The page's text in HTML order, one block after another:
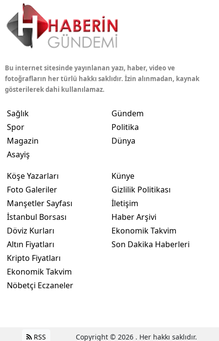
Bu internet sitesinde yayınlanan yazı, haber, video ve
fotoğrafların her türlü hakkı saklıdır. İzin alınmadan, kaynak
gösterilerek dahi kullanılamaz.
Sağlık
Spor
Magazin
Asayiş
Gündem
Politika
Dünya
Köşe Yazarları
Foto Galeriler
Manşetler Sayfası
İstanbul Borsası
Döviz Kurları
Altın Fiyatları
Kripto Fiyatları
Ekonomik Takvim
Nöbetçi Eczaneler
Künye
Gizlilik Politikası
İletişim
Haber Arşivi
Ekonomik Takvim
Son Dakika Haberleri
RSS Copyright © 2026 . Her hakkı saklıdır.